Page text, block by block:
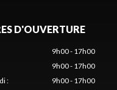
D'OUVERTURE
9h00 - 17h00
9h00 - 17h00
:
9h00 - 17h00